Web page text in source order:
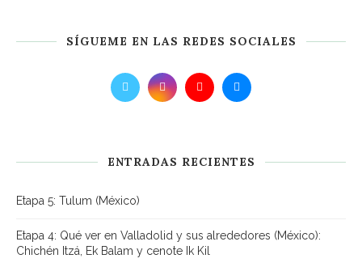
SÍGUEME EN LAS REDES SOCIALES
ENTRADAS RECIENTES
Etapa 5: Tulum (México)
Etapa 4: Qué ver en Valladolid y sus alrededores (México):
Chichén Itzá, Ek Balam y cenote Ik Kil